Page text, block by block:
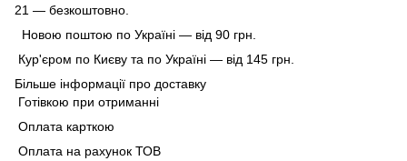
21 — безкоштовно.
Новою поштою по Україні — від 90 грн.
Кур'єром по Києву та по Україні — від 145 грн.
Більше інформації про доставку
Готівкою при отриманні
Оплата карткою
Оплата на рахунок ТОВ